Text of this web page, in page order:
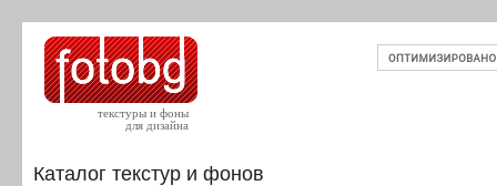
текстуры и фоны
для дизайна
Каталог текстур и фонов